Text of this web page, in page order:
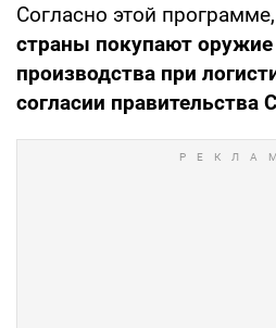
Согласно этой программе,
страны покупают оружие
производства при
согласии правительства